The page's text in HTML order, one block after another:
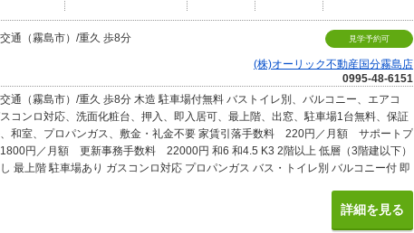
通（霧島市）/重久 歩8分 見学予約可
(株)オーリック不動産国分霧島店
0995-48-6151
通（霧島市）/重久 歩8分 木造 駐車場付無料 バストイレ別、バルコニー、エアコ
コンロ対応、洗面化粧台、押入、即入居可、最上階、出窓、駐車場1台無料、保証
、和室、プロパンガス、敷金・礼金不要 家賃引落手数料 220円／月額 サポートプ
円／月額 更新事務手数料 22000円 和6 和4.5 K3 2階以上 低層（3階建以下）
最上階 駐車場あり ガスコンロ対応 プロパンガス バス・トイレ別 バルコニー付 即
詳細を見る